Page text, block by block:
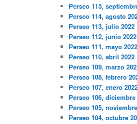
Perseo 115,
Perseo 114, agosto
Perseo 113, julio 2022
Perseo 112, junio 2022
Perseo 111, mayo 2022
Perseo 110, abril 2022
Perseo 109, marzo
Perseo 108, febrero
Perseo 107, enero
Perseo 106, diciembre
Perseo 105,
Perseo 104, octubre